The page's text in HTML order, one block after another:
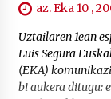
az. Eka 10 ,
Uztailaren 1ean
Luis Segura
(EKA)
bi aukera ditugu: